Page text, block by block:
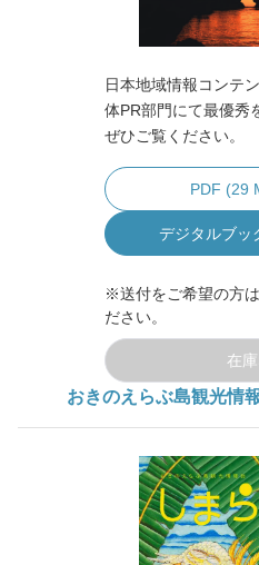
日本地域情報コンテ
体PR部門にて最優秀
ぜひご覧ください。
PDF (29
デジタルブッ
※送付をご希望の方
ださい。
在
おきのえらぶ島観光情